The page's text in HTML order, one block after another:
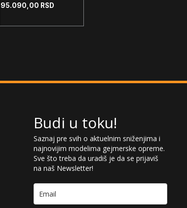
RTX 5070 Windforce
192bit 3xDP - HDMI
95.090,00 RSD
Budi u toku!
Saznaj pre svih o aktuelnim sniženjima i
najnovijim modelima gejmerske opreme.
Sve što treba da uradiš je da se prijaviš
na naš Newsletter!